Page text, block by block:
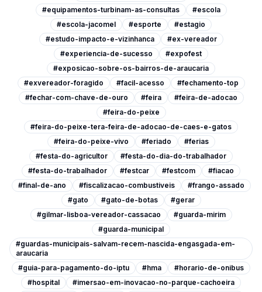
#equipamentos-turbinam-as-consultas
#escola
#escola-jacomel
#esporte
#estagio
#estudo-impacto-e-vizinhanca
#ex-vereador
#experiencia-de-sucesso
#expofest
#exposicao-sobre-os-bairros-de-araucaria
#exvereador-foragido
#facil-acesso
#fechamento-top
#fechar-com-chave-de-ouro
#feira
#feira-de-adocao
#feira-do-peixe
#feira-do-peixe-tera-feira-de-adocao-de-caes-e-gatos
#feira-do-peixe-vivo
#feriado
#ferias
#festa-do-agricultor
#festa-do-dia-do-trabalhador
#festa-do-trabalhador
#festcar #festcom
#fiacao
#final-de-ano
#fiscalizacao-combustiveis
#frango-assado
#gato
#gato-de-botas
#gerar
#gilmar-lisboa-vereador-cassacao
#guarda-mirim
#guarda-municipal
#guardas-municipais-salvam-recem-nascida-engasgada-em-
araucaria
#guia-para-pagamento-do-iptu
#hma
#horario-de-onibus
#hospital
#imersao-em-inovacao-no-parque-cachoeira